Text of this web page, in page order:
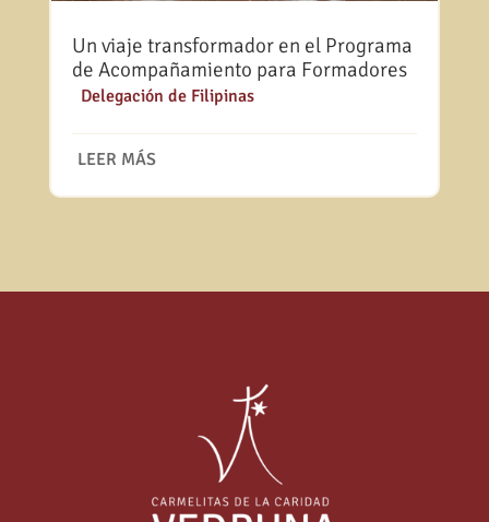
Un viaje transformador en el Programa
de Acompañamiento para Formadores
Delegación de Filipinas
LEER MÁS